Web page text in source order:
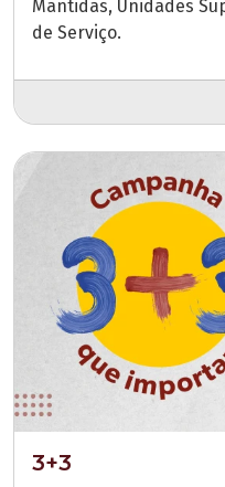
Mantidas, Unidades
de Serviço.
3+3